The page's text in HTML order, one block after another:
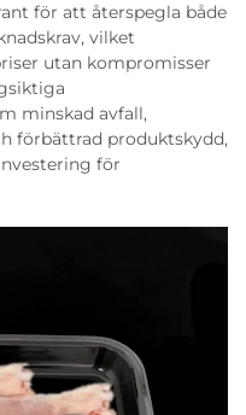
för att återspegla både
vilket
utan kompromisser
minskad avfall,
förbättrad produktskydd,
för